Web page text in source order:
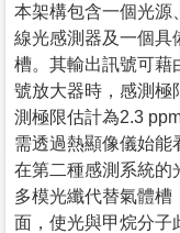
本架構包含一個光源
線光感測器及一個具
槽。其輸出訊號可藉
號放大器時，感測極
測極限估計為2.3
需透過熱顯像儀始能
在第二種感測系統的
多模光纖代替氣體槽
面，使光與甲烷分子